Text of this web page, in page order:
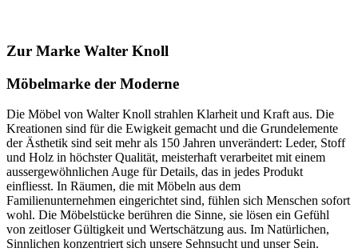
Zur Marke Walter Knoll
Möbelmarke der Moderne
Die Möbel von Walter Knoll strahlen Klarheit und Kraft aus. Die
Kreationen sind für die Ewigkeit gemacht und die Grundelemente
der Ästhetik sind seit mehr als 150 Jahren unverändert: Leder, Stoff
und Holz in höchster Qualität, meisterhaft verarbeitet mit einem
aussergewöhnlichen Auge für Details, das in jedes Produkt
einfliesst. In Räumen, die mit Möbeln aus dem
Familienunternehmen eingerichtet sind, fühlen sich Menschen sofort
wohl. Die Möbelstücke berühren die Sinne, sie lösen ein Gefühl
von zeitloser Gültigkeit und Wertschätzung aus. Im Natürlichen,
Sinnlichen konzentriert sich unsere Sehnsucht und unser Sein.